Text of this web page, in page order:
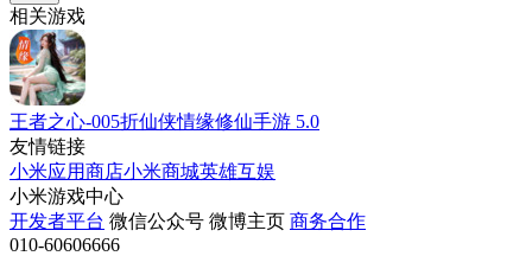
相关游戏
王者之心-005折仙侠情缘修仙手游 5.0
友情链接
小米应用商店小米商城英雄互娱
小米游戏中心
开发者平台 微信公众号 微博主页 商务合作
010-60606666